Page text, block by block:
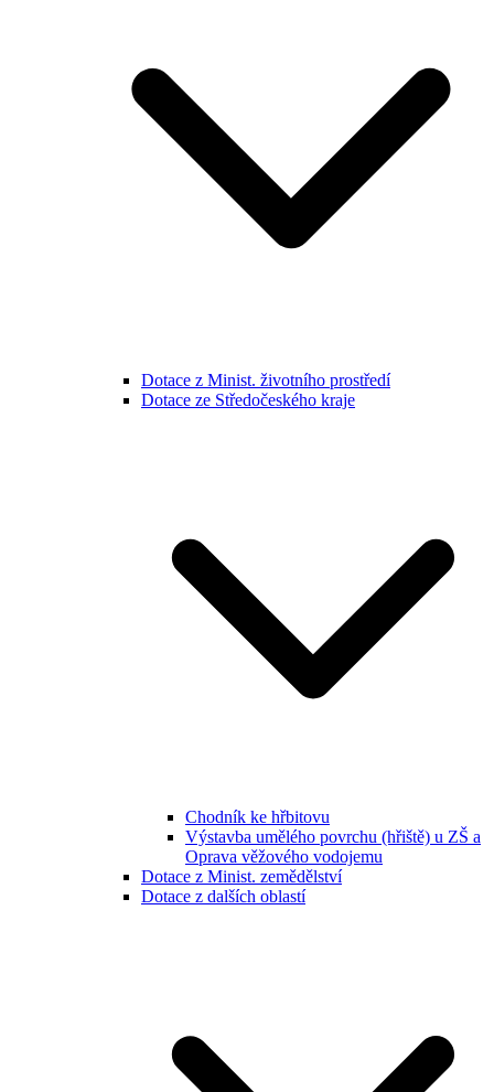
Dotace z Minist. životního prostředí
Dotace ze Středočeského kraje
Chodník ke hřbitovu
Výstavba umělého povrchu (hřiště) u ZŠ a
Oprava věžového vodojemu
Dotace z Minist. zemědělství
Dotace z dalších oblastí